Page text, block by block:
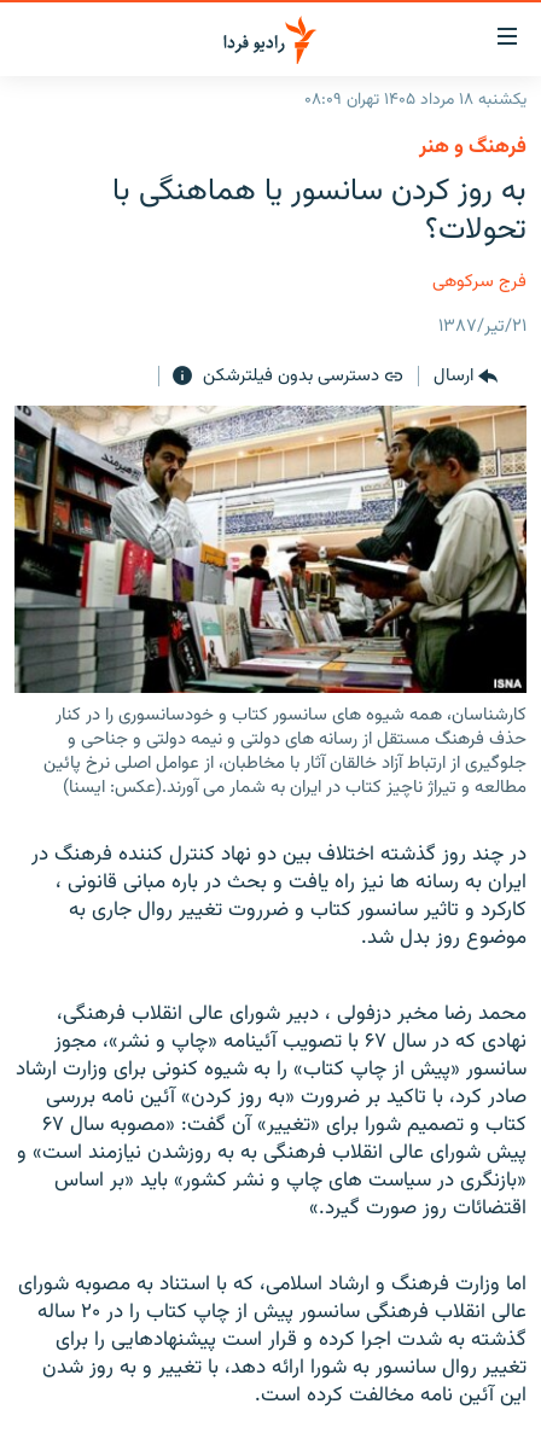
لینک‌های
قابلیت
دسترسی
بازگشت
بازگشت
منوی
اصلی
رفتن
صفحه
صفحه اصلی
جهان
فرکانس‌ها
پادکست
چندرسانه‌ای
گزارش‌های تصویری
گزارش‌های ویدئویی
زنان فردا
English
به ما بپیوندید
زبان‌های دیگر
یکشنبه ۱۸ مرداد ۱۴۰۵ تهران ۰۸:۰۹
فرهنگ و هنر
به روز کردن سانسور يا هماهنگی با
تحولات؟
فرج سرکوهی
۲۱/تیر/۱۳۸۷
ارسال
دسترسی بدون فیلترشکن
کارشناسان، همه شيوه های سانسور کتاب و خودسانسوری را در کنار
حذف فرهنگ مستقل از رسانه های دولتی و نيمه دولتی و جناحی و
جلوگيری از ارتباط آزاد خالقان آثار با مخاطبان، از عوامل اصلی نرخ پائين
مطالعه و تيراژ ناچيز کتاب در ايران به شمار می آورند.(عکس: ایسنا)
در چند روز گذشته اختلاف بين دو نهاد کنترل کننده فرهنگ در
ايران به رسانه ها نيز راه يافت و بحث در باره مبانی قانونی ،
کارکرد و تاثير سانسور کتاب و ضرروت تغيير روال جاری به
موضوع روز بدل شد.
محمد رضا مخبر دزفولی ، دبير شورای عالی انقلاب فرهنگی،
نهادی که در سال ۶۷ با تصويب آئينامه «چاپ و نشر»، مجوز
سانسور «پيش از چاپ کتاب» را به شيوه کنونی برای وزارت ارشاد
صادر کرد، با تاکيد بر ضرورت «به روز کردن» آئين نامه بررسی
کتاب و تصميم شورا برای «تغيير» آن گفت: «مصوبه سال ۶۷
پيش شورای عالی انقلاب فرهنگی به به روزشدن نيازمند است» و
«بازنگری در سياست های چاپ و نشر کشور» بايد «بر اساس
اقتضائات روز صورت گيرد.»
اما وزارت فرهنگ و ارشاد اسلامی، که با استناد به مصوبه شورای
عالی انقلاب فرهنگی سانسور پيش از چاپ کتاب را در ۲۰ ساله
گذشته به شدت اجرا کرده و قرار است پيشنهادهایی را برای
تغيير روال سانسور به شورا ارائه دهد، با تغيير و به روز شدن
اين آئين نامه مخالفت کرده است.